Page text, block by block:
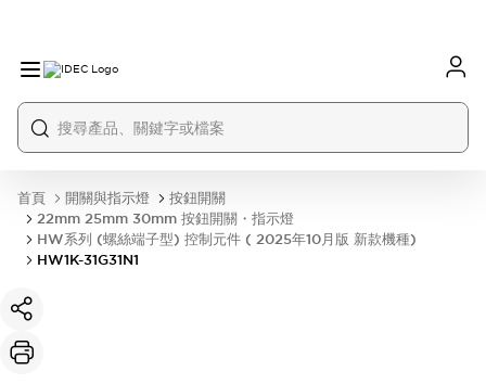
首頁 開關與指示燈
按鈕開關
22mm 25mm 30mm 按鈕開關・指示燈
HW系列 (螺絲端子型) 控制元件 ( 2025年10月版 新款機種)
HW1K-31G31N1